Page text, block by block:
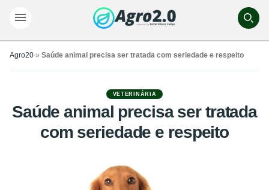
Agro20 » Saúde animal precisa ser tratada com seriedade e respeito
VETERINÁRIA
Saúde animal precisa ser tratada
com seriedade e respeito